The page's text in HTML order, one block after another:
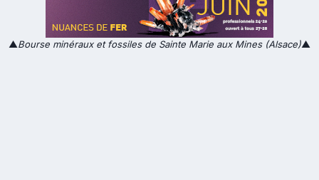
▲Bourse minéraux et fossiles de Sainte Marie aux Mines (Alsace)▲